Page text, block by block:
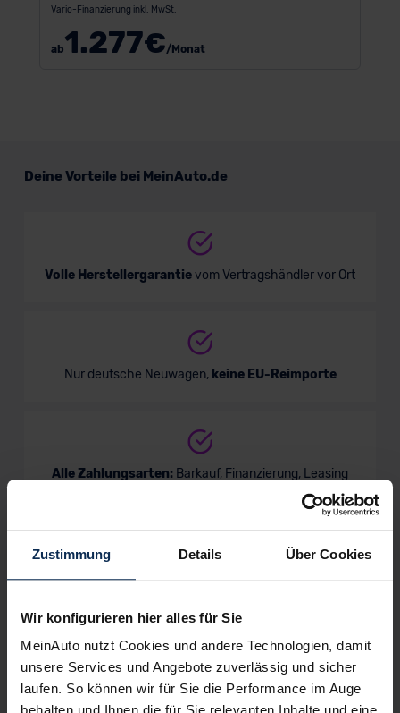
Zustimmung Details Über Cookies
Wir konfigurieren hier alles für Sie
MeinAuto nutzt Cookies und andere Technologien, damit
unsere Services und Angebote zuverlässig und sicher
laufen. So können wir für Sie die Performance im Auge
Vario-Finanzierung inkl. MwSt.
ab1.277€/Monat
Deine Vorteile bei MeinAuto.de
Volle Herstellergarantievom Vertragshändler vor Ort
Nur deutsche Neuwagen, keine EU-Reimporte
Alle Zahlungsarten: Barkauf, Finanzierung, Leasing
Wir sind stolz auf eine hohe